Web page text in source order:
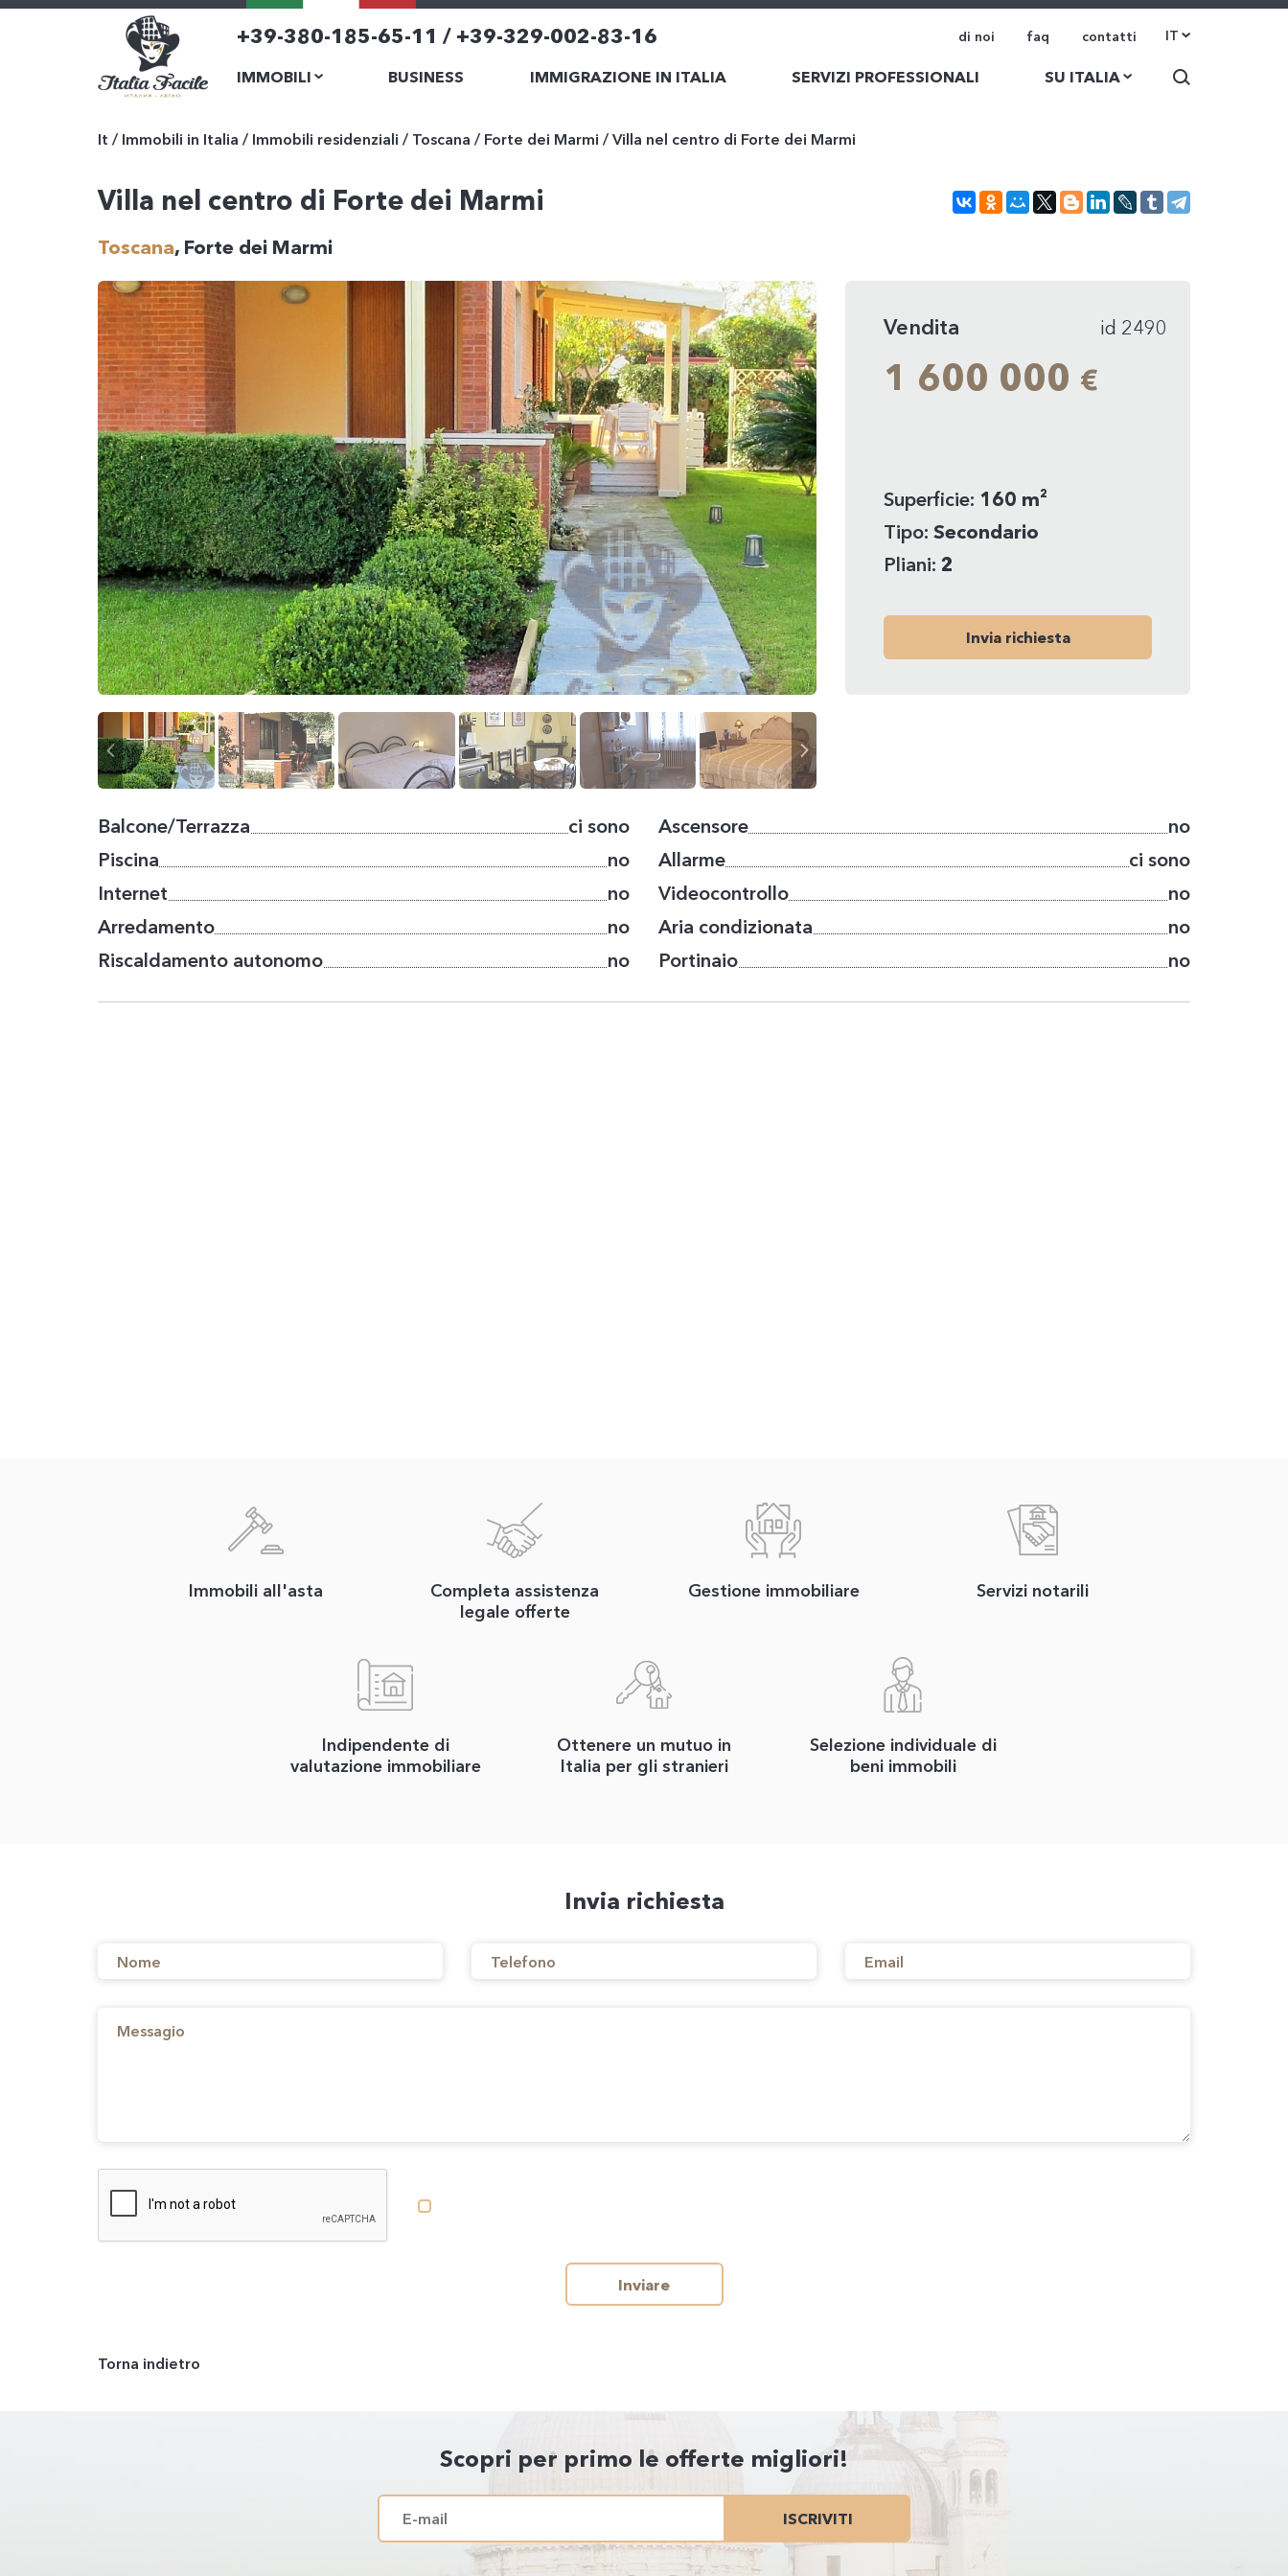
+39-380-185-65-11 / +39-329-002-83-16 di noi faq contatti IT
IMMOBILI BUSINESS IMMIGRAZIONE IN ITALIA SERVIZI PROFESSIONALI SU ITALIA
It / Immobili in Italia / Immobili residenziali / Toscana / Forte dei Marmi / Villa nel centro di Forte dei Marmi
Villa nel centro di Forte dei Marmi
Toscana, Forte dei Marmi
Vendita id 2490
1 600 000 €
Superficie: 160 m²
Tipo: Secondario
Pliani: 2
Invia richiesta
Balcone/Terrazza ci sono Ascensore
no
Piscina
no Allarme
ci sono
Internet
no Videocontrollo
no
Arredamento
no Aria condizionata
no
Riscaldamento autonomo
no Portinaio no
Immobili all'asta
Completa assistenza
legale offerte
Gestione immobiliare Servizi notarili
Indipendente di
valutazione immobiliare
Ottenere un mutuo in
Italia per gli stranieri
Selezione individuale di
beni immobili
Invia richiesta
Inviare
Torna indietro
Scopri per primo le offerte migliori!
ISCRIVITI